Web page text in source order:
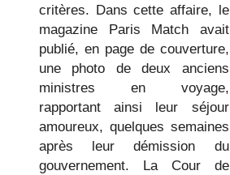
critères. Dans cette affaire, le
magazine Paris Match avait
publié, en page de couverture,
une photo de deux anciens
ministres en voyage,
rapportant ainsi leur séjour
amoureux, quelques semaines
après leur démission du
gouvernement. La Cour de